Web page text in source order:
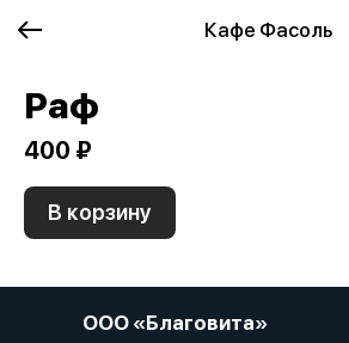
Кафе Фасоль
Раф
400 ₽
В корзину
ООО «Благовита»